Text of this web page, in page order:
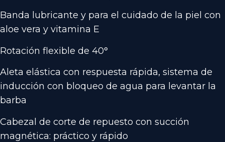
Banda lubricante y para el cuidado de la piel con
aloe vera y vitamina E
Rotación flexible de 40°
Aleta elástica con respuesta rápida, sistema de
inducción con bloqueo de agua para levantar la
barba
Cabezal de corte de repuesto con succión
magnética: práctico y rápido